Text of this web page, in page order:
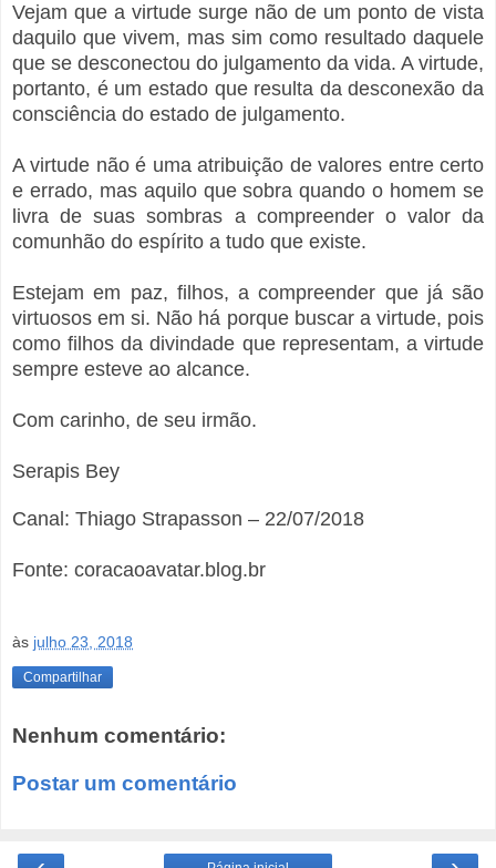
Vejam que a virtude surge não de um ponto de vista
daquilo que vivem, mas sim como resultado daquele
que se desconectou do julgamento da vida. A virtude,
portanto, é um estado que resulta da desconexão da
consciência do estado de julgamento.
A virtude não é uma atribuição de valores entre certo
e errado, mas aquilo que sobra quando o homem se
livra de suas sombras a compreender o valor da
comunhão do espírito a tudo que existe.
Estejam em paz, filhos, a compreender que já são
virtuosos em si. Não há porque buscar a virtude, pois
como filhos da divindade que representam, a virtude
sempre esteve ao alcance.
Com carinho, de seu irmão.
Serapis Bey
Canal: Thiago Strapasson – 22/07/2018
Fonte: coracaoavatar.blog.br
às julho 23, 2018
Compartilhar
Nenhum comentário:
Postar um comentário